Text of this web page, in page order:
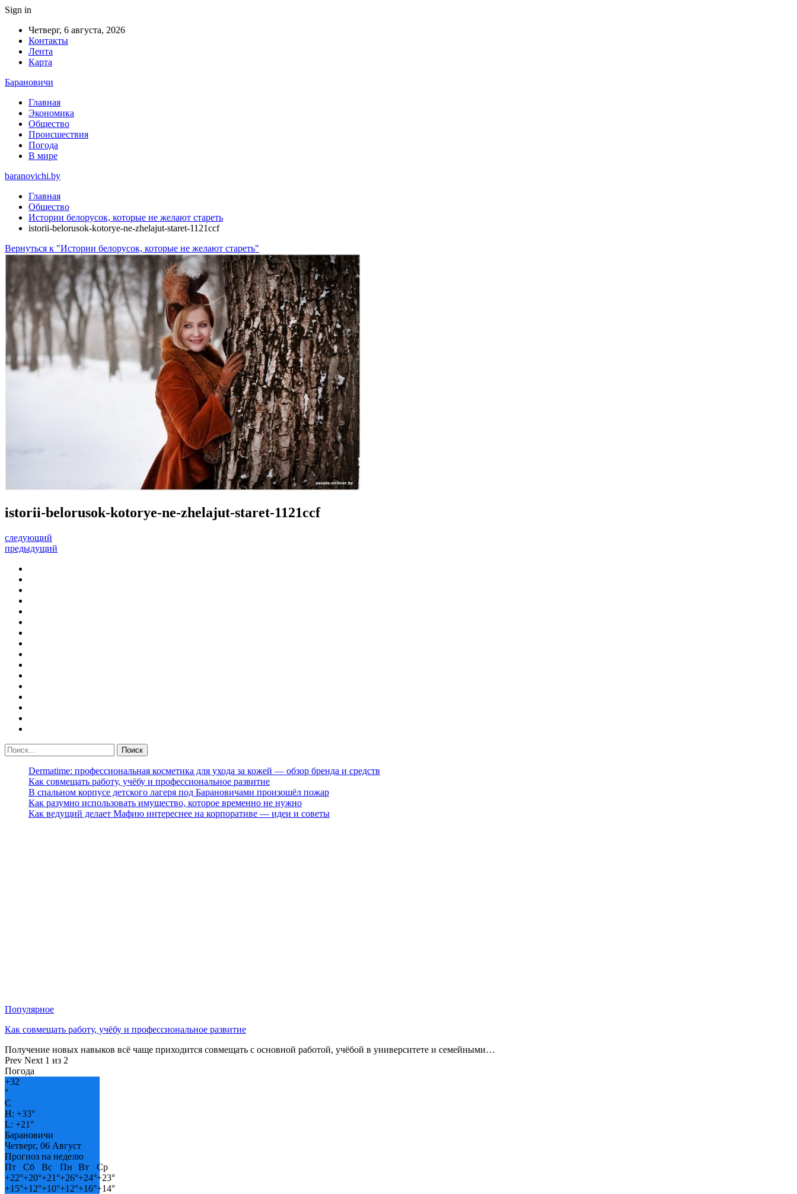
Sign in
Четверг, 6 августа, 2026
Контакты
Лента
Карта
Барановичи
Главная
Экономика
Общество
Происшествия
Погода
В мире
baranovichi.by
Главная
Общество
Истории белорусок, которые не желают стареть
istorii-belorusok-kotorye-ne-zhelajut-staret-1121ccf
Вернуться к "Истории белорусок, которые не желают стареть"
istorii-belorusok-kotorye-ne-zhelajut-staret-1121ccf
следующий
предыдущий
Dermatime: профессиональная косметика для ухода за кожей — обзор бренда и средств
Как совмещать работу, учёбу и профессиональное развитие
В спальном корпусе детского лагеря под Барановичами произошёл пожар
Как разумно использовать имущество, которое временно не нужно
Как ведущий делает Мафию интереснее на корпоративе — идеи и советы
Популярное
Как совмещать работу, учёбу и профессиональное развитие
Получение новых навыков всё чаще приходится совмещать с основной работой, учёбой в университете и семейными…
Prev Next 1 из 2
Погода
+32
°
C
H: +33°
L: +21°
Барановичи
Четверг, 06 Август
Прогноз на неделю
Пт
Сб Вс Пн Вт
Ср
+22°+20°+21°+26°+24°+23°
+15°+12°+10°+12°+16°+14°